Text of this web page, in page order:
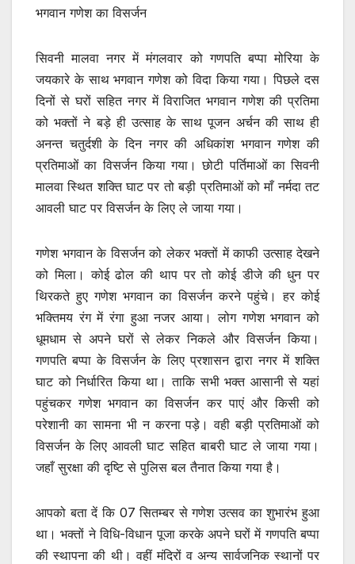
भगवान गणेश का विसर्जन
सिवनी मालवा नगर में मंगलवार को गणपति बप्पा मोरिया के
जयकारे के साथ भगवान गणेश को विदा किया गया। पिछले दस
दिनों से घरों सहित नगर में विराजित भगवान गणेश की प्रतिमा
को भक्तों ने बड़े ही उत्साह के साथ पूजन अर्चन की साथ ही
अनन्त चतुर्दशी के दिन नगर की अधिकांश भगवान गणेश की
प्रतिमाओं का विसर्जन किया गया। छोटी पर्तिमाओं का सिवनी
मालवा स्थित शक्ति घाट पर तो बड़ी प्रतिमाओं को माँ नर्मदा तट
आवली घाट पर विसर्जन के लिए ले जाया गया।
गणेश भगवान के विसर्जन को लेकर भक्तों में काफी उत्साह देखने
को मिला। कोई ढोल की थाप पर तो कोई डीजे की धुन पर
थिरकते हुए गणेश भगवान का विसर्जन करने पहुंचे। हर कोई
भक्तिमय रंग में रंगा हुआ नजर आया। लोग गणेश भगवान को
धूमधाम से अपने घरों से लेकर निकले और विसर्जन किया।
गणपति बप्पा के विसर्जन के लिए प्रशासन द्वारा नगर में शक्ति
घाट को निर्धारित किया था। ताकि सभी भक्त आसानी से यहां
पहुंचकर गणेश भगवान का विसर्जन कर पाएं और किसी को
परेशानी का सामना भी न करना पड़े। वही बड़ी प्रतिमाओं को
विसर्जन के लिए आवली घाट सहित बाबरी घाट ले जाया गया।
जहाँ सुरक्षा की दृष्टि से पुलिस बल तैनात किया गया है।
आपको बता दें कि 07 सितम्बर से गणेश उत्सव का शुभारंभ हुआ
था। भक्तों ने विधि-विधान पूजा करके अपने घरों में गणपति बप्पा
की स्थापना की थी। वहीं मंदिरों व अन्य सार्वजनिक स्थानों पर